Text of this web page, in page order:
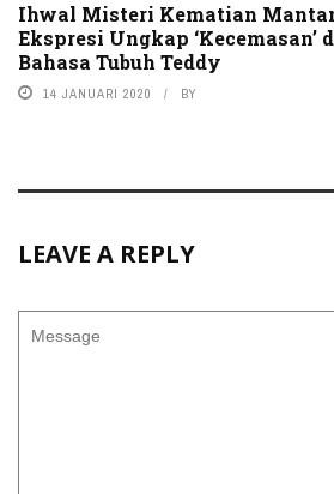
Ihwal Misteri Kematian
Ekspresi Ungkap ‘Kecemasan’
Bahasa Tubuh Teddy
14 JANUARI 2020 BY
LEAVE A REPLY